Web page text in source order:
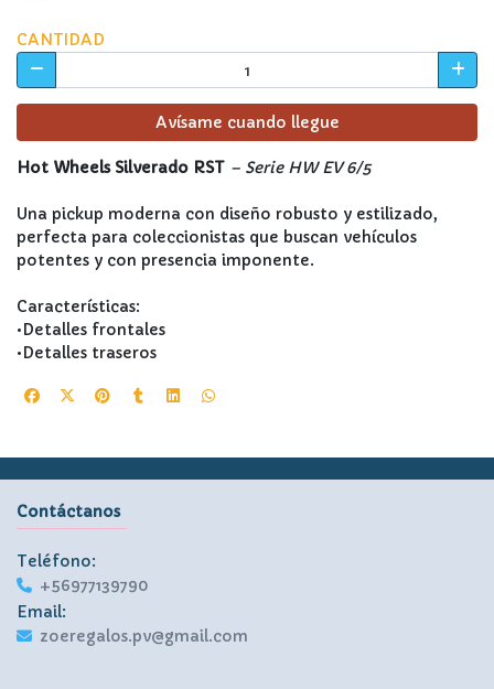
CANTIDAD
Avísame cuando llegue
Hot Wheels Silverado RST – Serie HW EV 6/5
Una pickup moderna con diseño robusto y estilizado,
perfecta para coleccionistas que buscan vehículos
potentes y con presencia imponente.
Características:
•Detalles frontales
•Detalles traseros
Contáctanos
Teléfono:
+56977139790
Email:
zoeregalos.pv@gmail.com